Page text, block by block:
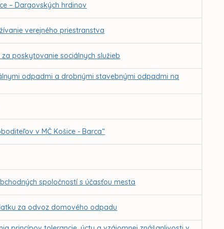
– Dargovských hrdinov
verejného priestranstva
poskytovanie sociálnych služieb
odpadmi a drobnými stavebnými odpadmi na
v MČ Košice - Barca“
spoločností s účasťou mesta
za odvoz domového odpadu